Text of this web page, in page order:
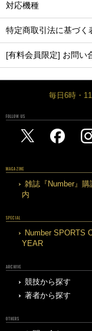
対応機種
特定商取引法に基づく
[有料会員限定] お問い
毎日6時・
FOLLOW US
MAGAZINE
雑誌『Number』購
内
SPECIAL
Number SPORTS
YEAR
ARCHIVE
競技から探す
著者から探す
OTHERS